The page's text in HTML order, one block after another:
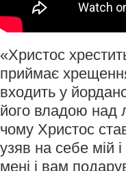
«Христос
приймає
входить у
його владою над
чому Христос
узяв на себе мій
мені і вам